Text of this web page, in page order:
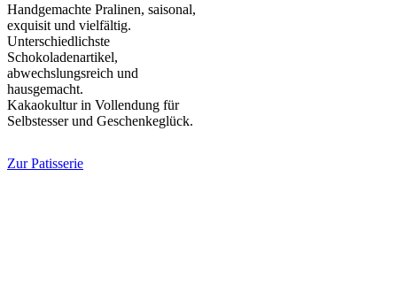
Handgemachte Pralinen, saisonal,
exquisit und vielfältig.
Unterschiedlichste
Schokoladenartikel,
abwechslungsreich und
hausgemacht.
Kakaokultur in Vollendung für
Selbstesser und Geschenkeglück.
Zur Patisserie